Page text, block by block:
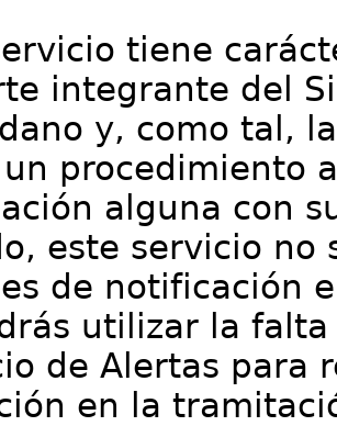
tiene
integrante del
y, como tal,
procedimiento
alguna con
este servicio no
de notificación
utilizar la
de Alertas para
en la